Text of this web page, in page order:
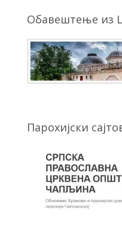
Обавештење из
Парохијски